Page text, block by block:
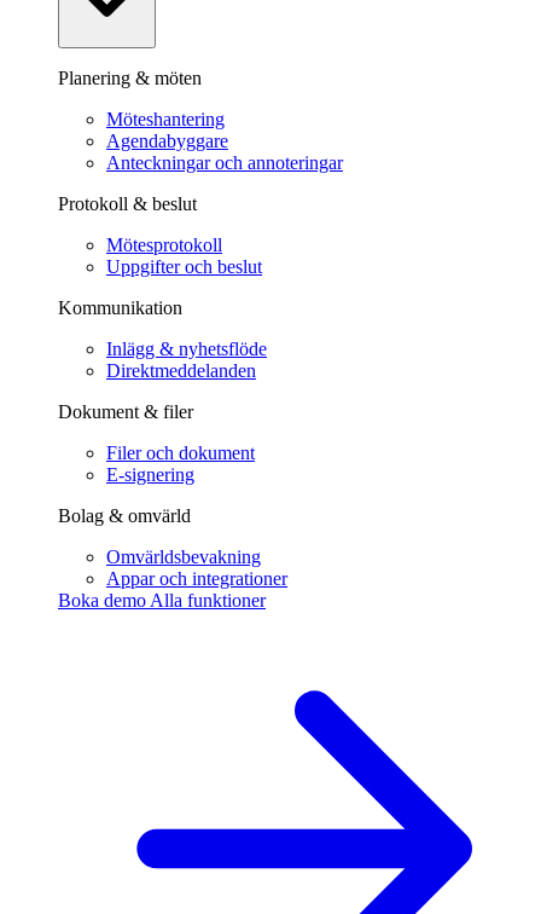
Planering & möten
Möteshantering
Agendabyggare
Anteckningar och annoteringar
Protokoll & beslut
Mötesprotokoll
Uppgifter och beslut
Kommunikation
Inlägg & nyhetsflöde
Direktmeddelanden
Dokument & filer
Filer och dokument
E-signering
Bolag & omvärld
Omvärldsbevakning
Appar och integrationer
Boka demo Alla funktioner